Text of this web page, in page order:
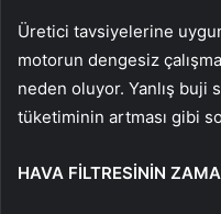
Üretici tavsiyelerine
motorun dengesiz
neden oluyor. Yanlış buji
tüketiminin artması gibi
HAVA FİLTRESİNİN